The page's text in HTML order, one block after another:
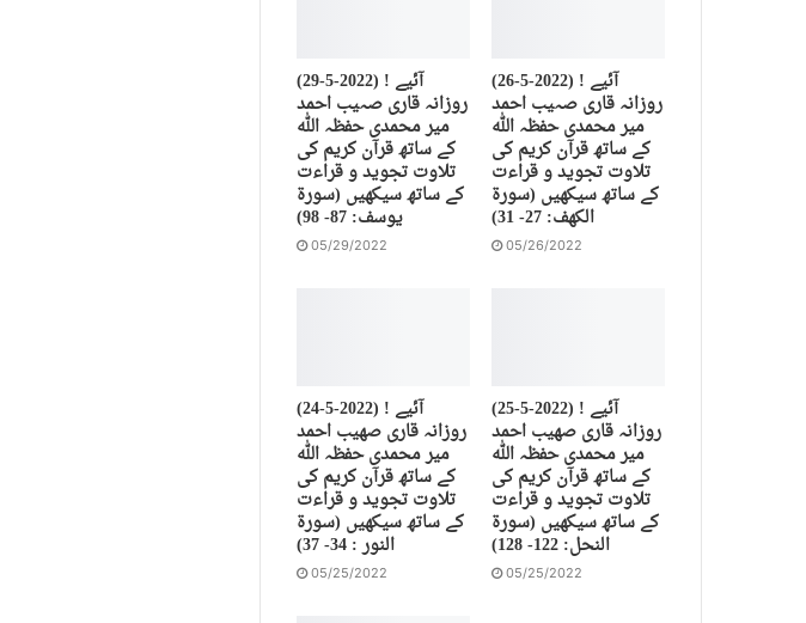
(29-5-2022) آئیے !
روزانہ قاری صہیب احمد
میر محمدی حفظہ اللہ
کے ساتھ قرآن کریم کی
تلاوت تجوید و قراءت
کے ساتھ سیکھیں (سورة
يوسف: 87- 98)
05/29/2022
(26-5-2022) آئیے !
روزانہ قاری صہیب احمد
میر محمدی حفظہ اللہ
کے ساتھ قرآن کریم کی
تلاوت تجوید و قراءت
کے ساتھ سیکھیں (سورة
الكهف: 27- 31)
05/26/2022
(24-5-2022) آئیے !
روزانہ قاری صهیب احمد
میر محمدی حفظہ اللہ
کے ساتھ قرآن کریم کی
تلاوت تجوید و قراءت
کے ساتھ سیکھیں (سورة
النور : 34- 37)
05/25/2022
(25-5-2022) آئیے !
روزانہ قاری صهیب احمد
میر محمدی حفظہ اللہ
کے ساتھ قرآن کریم کی
تلاوت تجوید و قراءت
کے ساتھ سیکھیں (سورة
النحل: 122- 128)
05/25/2022